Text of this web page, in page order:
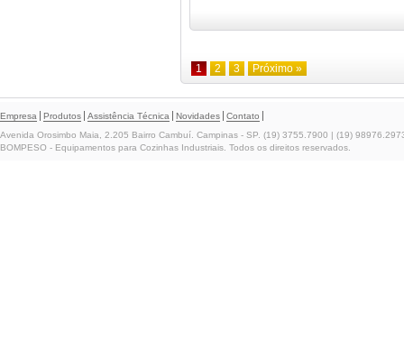
1 2 3 Próximo »
Empresa Produtos Assistência Técnica Novidades
Contato
Avenida Orosimbo Maia, 2.205 Bairro Cambuí. Campinas - SP. (19) 3755.7900 | (19)
BOMPESO - Equipamentos para Cozinhas Industriais. Todos os direitos reservados.